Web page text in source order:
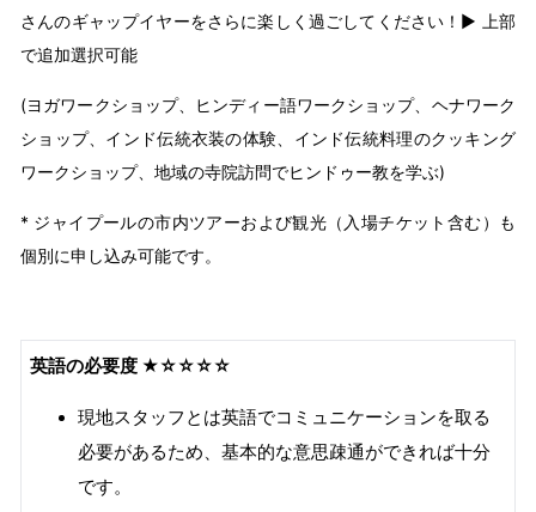
さんのギャップイヤーをさらに楽しく過ごしてください！▶ 上部
で追加選択可能
(ヨガワークショップ、ヒンディー語ワークショップ、ヘナワーク
ショップ、インド伝統衣装の体験、インド伝統料理のクッキング
ワークショップ、地域の寺院訪問でヒンドゥー教を学ぶ)
* ジャイプールの市内ツアーおよび観光（入場チケット含む）も
個別に申し込み可能です。
英語の必要度 ★☆☆☆☆
現地スタッフとは英語でコミュニケーションを取る
必要があるため、基本的な意思疎通ができれば十分
です。